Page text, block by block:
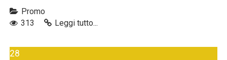
Promo
313
Leggi tutto...
28